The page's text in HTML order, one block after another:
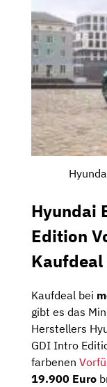
Hyundai
Edition
Kaufdeal bei
gibt es das
Herstellers
GDI Intro
farbenen
19.900 Euro